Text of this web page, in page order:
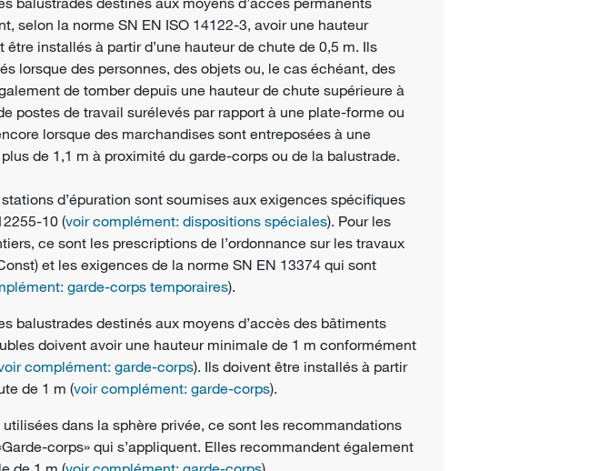
selon la norme SN EN ISO 14122-3, avoir une hauteur
être installés à partir d’une hauteur de chute de 0,5 m. Ils
lorsque des personnes, des objets ou, le cas échéant, des
de tomber depuis une hauteur de chute supérieure à
postes de travail surélevés par rapport à une plate-forme ou
lorsque des marchandises sont entreposées à une
de 1,1 m à proximité du garde-corps ou de la balustrade.
d’épuration sont soumises aux exigences spécifiques
10 (voir complément: dispositions spéciales). Pour les
ce sont les prescriptions de l’ordonnance sur les travaux
et les exigences de la norme SN EN 13374 qui sont
garde-corps temporaires).
balustrades destinés aux moyens d’accès des bâtiments
doivent avoir une hauteur minimale de 1 m conformément
complément: garde-corps). Ils doivent être installés à partir
de 1 m (voir complément: garde-corps).
dans la sphère privée, ce sont les recommandations
corps» qui s’appliquent. Elles recommandent également